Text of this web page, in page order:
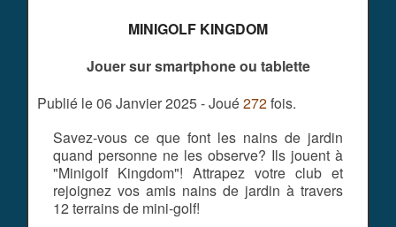
MINIGOLF KINGDOM
Jouer sur smartphone ou tablette
Publié le 06 Janvier 2025 - Joué272fois.
Savez-vous ce que font les nains de jardin
quand personne ne les observe? Ils jouent à
"Minigolf Kingdom"! Attrapez votre club et
rejoignez vos amis nains de jardin à travers
12 terrains de mini-golf!